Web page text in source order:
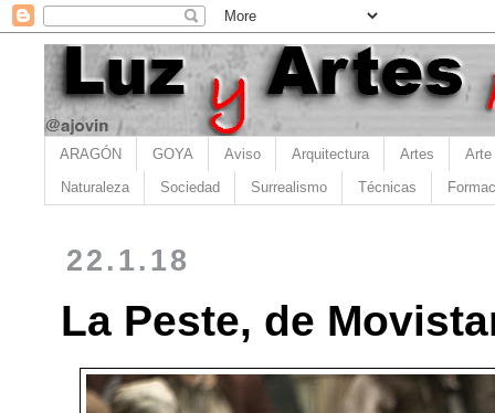
ARAGÓN GOYA Aviso Arquitectura Artes Arte
Naturaleza Sociedad Surrealismo Técnicas
22.1.18
La Peste, de